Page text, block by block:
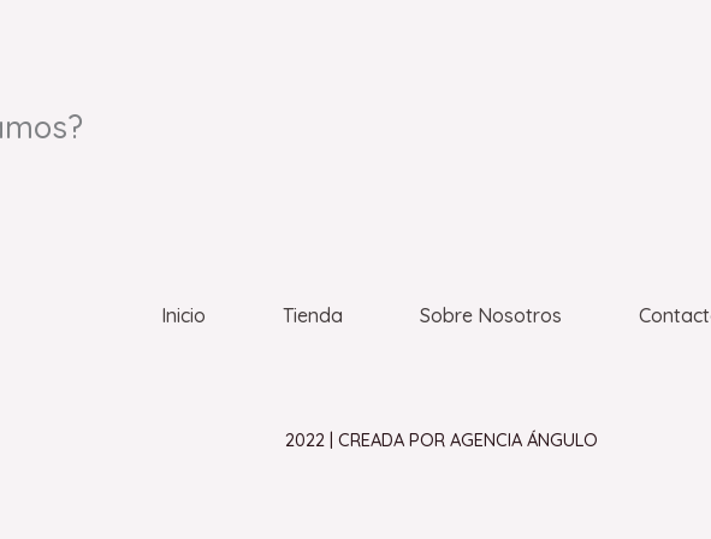
Inicio Tienda Sobre Nosotros
2022 | CREADA POR AGENCIA ÁNGULO